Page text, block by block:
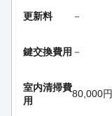
更新料 －
鍵交換費用 －
室内清掃費
用
80,000円